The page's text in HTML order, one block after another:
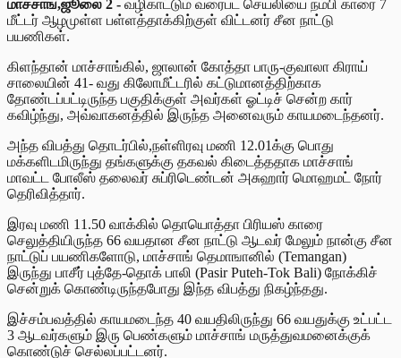
மாச்சாங்,ஜூலை 2 - வழிகாட்டும் வரைபட செயலியை நம்பி காரை 7
மீட்டர் ஆழமுள்ள பள்ளத்தாக்கிற்குள் விட்டனர் சீன நாட்டு
பயணிகள்.
கிளந்தான் மாச்சாங்கில், ஜாலான் கோத்தா பாரு-குவாலா கிராய்
சாலையின் 41- வது கிலோமீட்டரில் கட்டுமானத்திற்காக
தோண்டப்பட்டிருந்த பகுதிக்குள் அவர்கள் ஓட்டிச் சென்ற கார்
கவிழ்ந்து, அவ்வாகனத்தில் இருந்த அனைவரும் காயமடைந்தனர்.
அந்த விபத்து தொடர்பில்,நள்ளிரவு மணி 12.01க்கு பொது
மக்களிடமிருந்து தங்களுக்கு தகவல் கிடைத்ததாக மாச்சாங்
மாவட்ட போலீஸ் தலைவர் சுப்ரிடெண்டன் அசுஹார் மொஹமட் நோர்
தெரிவித்தார்.
இரவு மணி 11.50 வாக்கில் தொயொத்தா பிரியஸ் காரை
செலுத்தியிருந்த 66 வயதான சீன நாட்டு ஆடவர் மேலும் நான்கு சீன
நாட்டுப் பயணிகளோடு, மாச்சாங் தெமாஙானில் (Temangan)
இருந்து பாசீர் புத்தே-தொக் பாலி (Pasir Puteh-Tok Bali) நோக்கிச்
சென்றுக் கொண்டிருந்தபோது இந்த விபத்து நிகழ்ந்தது.
இச்சம்பவத்தில் காயமடைந்த 40 வயதிலிருந்து 66 வயதுக்கு உட்பட்ட
3 ஆடவர்களும் இரு பெண்களும் மாச்சாங் மருத்துவமனைக்குக்
கொண்டுச் செல்லப்பட்டனர்.